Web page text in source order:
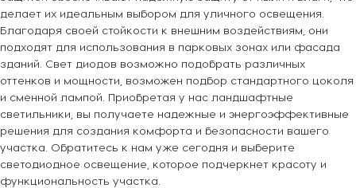
делает их идеальным выбором для уличного освещения.
Благодаря своей стойкости к внешним воздействиям, они
подходят для использования в парковых зонах или фасада
зданий. Свет диодов возможно подобрать различных
оттенков и мощности, возможен подбор стандартного цоколя
и сменной лампой. Приобретая у нас ландшафтные
светильники, вы получаете надежные и энергоэффективные
решения для создания комфорта и безопасности вашего
участка. Обратитесь к нам уже сегодня и выберите
светодиодное освещение, которое подчеркнет красоту и
функциональность участка.